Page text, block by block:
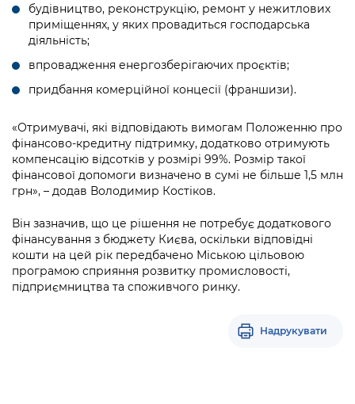
будівництво, реконструкцію, ремонт у нежитлових
приміщеннях, у яких провадиться господарська
діяльність;
впровадження енергозберігаючих проєктів;
придбання комерційної концесії (франшизи).
«Отримувачі, які відповідають вимогам Положенню про
фінансово-кредитну підтримку, додатково отримують
компенсацію відсотків у розмірі 99%. Розмір такої
фінансової допомоги визначено в сумі не більше 1,5 млн
грн», – додав Володимир Костіков.
Він зазначив, що це рішення не потребує додаткового
фінансування з бюджету Києва, оскільки відповідні
кошти на цей рік передбачено Міською цільовою
програмою сприяння розвитку промисловості,
підприємництва та споживчого ринку.
Надрукувати